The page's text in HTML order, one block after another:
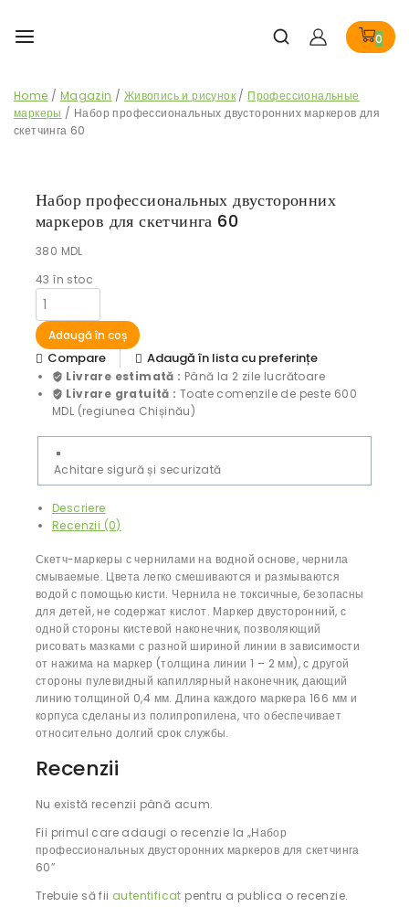
0
Home / Magazin / Живопись и рисунок / Профессиональные
маркеры / Набор профессиональных двусторонних маркеров для
скетчинга 60
Набор профессиональных двусторонних
маркеров для скетчинга 60
380 MDL
43 în stoc
Adaugă în coș
Compare Adaugă în lista cu preferințe
Livrare estimată : Până la 2 zile lucrătoare
Livrare gratuită :Toate comenzile de peste 600
MDL (regiunea Chișinău)
Achitare sigură și securizată
Descriere
Recenzii (0)
Скетч-маркеры с чернилами на водной основе, чернила
смываемые. Цвета легко смешиваются и размываются
водой с помощью кисти. Чернила не токсичные, безопасны
для детей, не содержат кислот. Маркер двусторонний, с
одной стороны кистевой наконечник, позволяющий
рисовать мазками с разной шириной линии в зависимости
от нажима на маркер (толщина линии 1 – 2 мм), с другой
стороны пулевидный капиллярный наконечник, дающий
линию толщиной 0,4 мм. Длина каждого маркера 166 мм и
корпуса сделаны из полипропилена, что обеспечивает
относительно долгий срок службы.
Recenzii
Nu există recenzii până acum.
Fii primul care adaugi o recenzie la „Набор
профессиональных двусторонних маркеров для скетчинга
60”
Trebuie să fii autentificat pentru a publica o recenzie.